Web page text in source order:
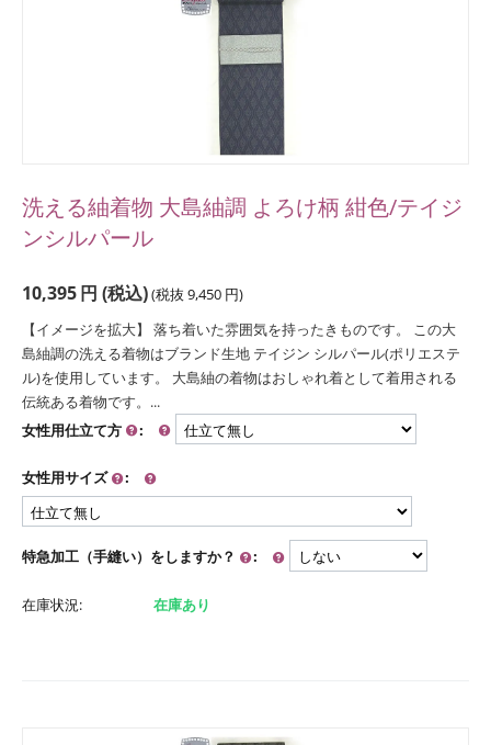
洗える紬着物 大島紬調 よろけ柄 紺色/テイジ
ンシルパール
10,395円 (税込)(税抜 9,450 円)
【イメージを拡大】 落ち着いた雰囲気を持ったきものです。 この大
島紬調の洗える着物はブランド生地 テイジン シルパール(ポリエステ
ル)を使用しています。 大島紬の着物はおしゃれ着として着用される
伝統ある着物です。...
女性用仕立て方
:
女性用サイズ :
特急加工（手縫い）をしますか？ :
在庫状況: 在庫あり